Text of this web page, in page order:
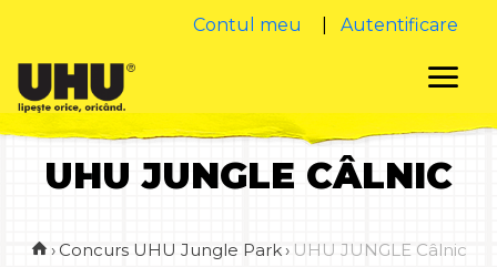
Contul meu Autentificare
UHU JUNGLE CÂLNIC
› Concurs UHU Jungle Park› UHU JUNGLE Câlnic